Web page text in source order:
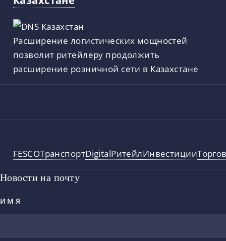
Расширение логистических мощностей
позволит ритейлеру продолжить
расширение розничной сети в Казахстане
FESCOТранспортDigitalРитейлИнвестиции
Новости на почту
ИМЯ